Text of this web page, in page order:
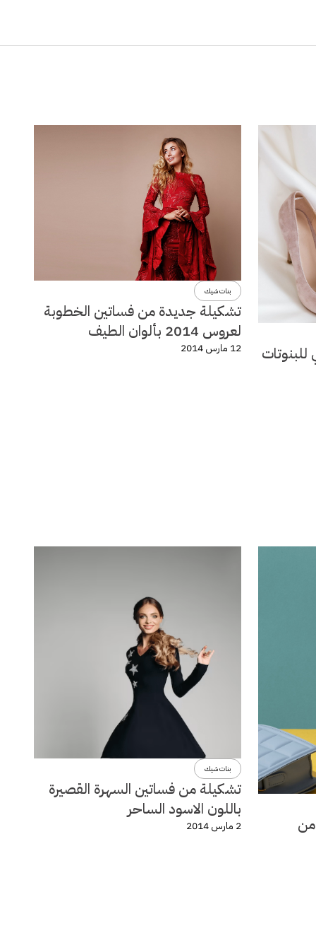
بنات شيك
تشكيلة جديدة من فساتين الخطوبة
لعروس 2014 بألوان الطيف
12 مارس 2014
وصيف 2014 من
بنات شيك
تشكيلة من فساتين السهرة القصيرة
باللون الاسود الساحر
2 مارس 2014